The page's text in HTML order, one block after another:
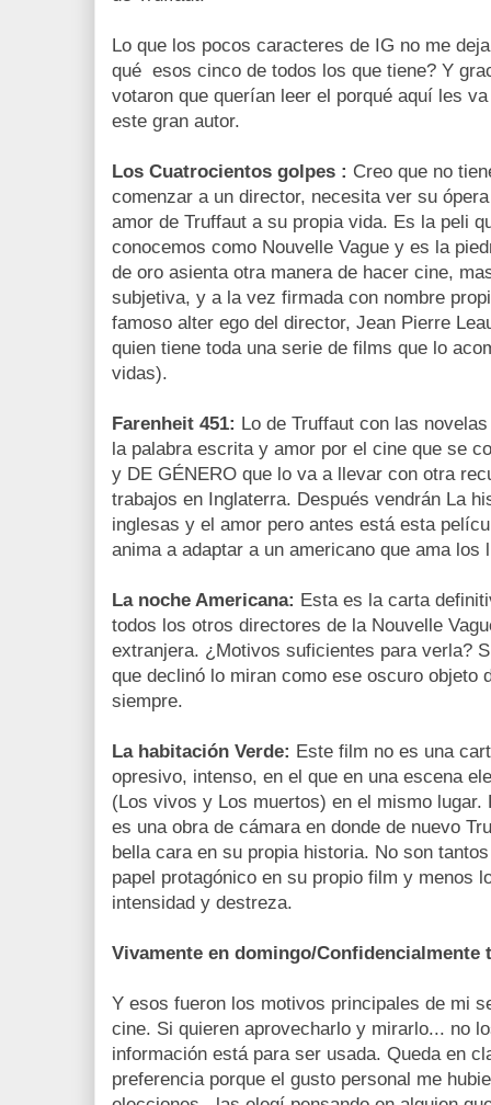
Lo que los pocos caracteres de IG no me
qué esos cinco de todos los que tiene? Y
votaron que querían leer el porqué aquí les
este gran autor.
Los Cuatrocientos golpes : Creo que no
comenzar a un director, necesita ver su
amor de Truffaut a su propia vida. Es la peli
conocemos como Nouvelle Vague y es la
de oro asienta otra manera de hacer cine,
subjetiva, y a la vez firmada con nombre
famoso alter ego del director, Jean Pierre
quien tiene toda una serie de films que lo
vidas).
Farenheit 451: Lo de Truffaut con las
la palabra escrita y amor por el cine que se
y DE GÉNERO que lo va a llevar con otra
trabajos en Inglaterra. Después vendrán La
inglesas y el amor pero antes está esta
anima a adaptar a un americano que ama los
La noche Americana: Esta es la carta
todos los otros directores de la Nouvelle
extranjera. ¿Motivos suficientes para verla?
que declinó lo miran como ese oscuro objeto
siempre.
La habitación Verde: Este film no es una
opresivo, intenso, en el que en una escena
(Los vivos y Los muertos) en el mismo lugar.
es una obra de cámara en donde de nuevo
bella cara en su propia historia. No son
papel protagónico en su propio film y menos
intensidad y destreza.
Vivamente en domingo/Confidencialmente
Y esos fueron los motivos principales de mi
cine. Si quieren aprovecharlo y mirarlo... no
información está para ser usada. Queda en
preferencia porque el gusto personal me